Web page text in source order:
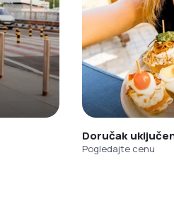
Doručak
Pogledajte cenu